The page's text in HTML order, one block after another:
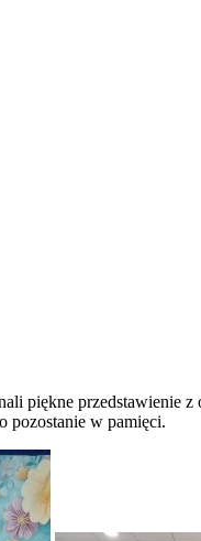
piękne przedstawienie
pozostanie w pamięci.